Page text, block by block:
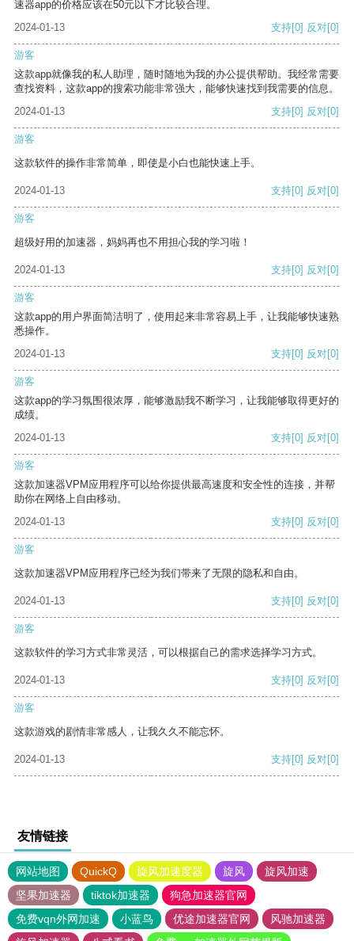
速器app的价格应该在50元以下才比较合理。
2024-01-13
支持[0] 反对[0]
游客
这款app就像我的私人助理，随时随地为我的办公提供帮助。我经常需要
查找资料，这款app的搜索功能非常强大，能够快速找到我需要的信息。
2024-01-13
支持[0] 反对[0]
游客
这款软件的操作非常简单，即使是小白也能快速上手。
2024-01-13 支持[0] 反对[0]
游客
超级好用的加速器，妈妈再也不用担心我的学习啦！
2024-01-13 支持[0] 反对[0]
游客
这款app的用户界面简洁明了，使用起来非常容易上手，让我能够快速熟
悉操作。
2024-01-13
支持[0] 反对[0]
游客
这款app的学习氛围很浓厚，能够激励我不断学习，让我能够取得更好的
成绩。
2024-01-13
支持[0] 反对[0]
游客
这款加速器VPM应用程序可以给你提供最高速度和安全性的连接，并帮
助你在网络上自由移动。
2024-01-13
支持[0] 反对[0]
游客
这款加速器VPM应用程序已经为我们带来了无限的隐私和自由。
2024-01-13 支持[0] 反对[0]
游客
这款软件的学习方式非常灵活，可以根据自己的需求选择学习方式。
2024-01-13 支持[0] 反对[0]
游客
这款游戏的剧情非常感人，让我久久不能忘怀。
2024-01-13 支持[0] 反对[0]
友情链接
网站地图 QuickQ 旋风加速度器 旋风
旋风加速
坚果加速器
tiktok加速器
狗急加速器官网
免费vqn外网加速
小蓝鸟 优途加速器官网
风驰加速器